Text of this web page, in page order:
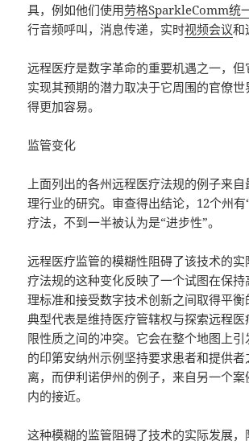
具，例如他们使用劳格SparkleComm统
行音频呼叫，消息传递，实时视频会议和
远程医疗是数字革命的重要机遇之一，
实现其预期的潜力取决于它周围的官僚
得更加容易。
监管变化
上面列出的各州远程医疗法规的例子来
理行业的研究。审查得出结论，12个州有
疗法，不到一半被认为是“进步性”。
远程医疗监管的模糊性阻碍了该技术的
疗法规的这种变化反映了一个试图在保
理标准和接受数字技术创新之间取得平
典型代表是维持医疗管辖权与探索远程
限性质之间的冲突。它会在整个地图上
的印第安纳州示例坚持要求患者和提供
离，而伊利诺伊州的例子，来自另一个
内的接近。
这种模糊的监管阻碍了技术的实际发展